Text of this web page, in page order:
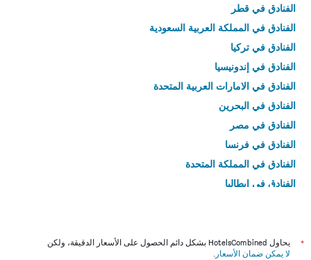
الفنادق في قطر
الفنادق في المملكة العربية السعودية
الفنادق في تركيا
الفنادق في إندونيسيا
الفنادق في الامارات العربية المتحدة
الفنادق في البحرين
الفنادق في مصر
الفنادق في فرنسا
الفنادق في المملكة المتحدة
الفنادق في إيطاليا
*
يحاول HotelsCombined بشكل دائم الحصول على الأسعار الدقيقة، ولكن
لا يمكن ضمان الأسعار .